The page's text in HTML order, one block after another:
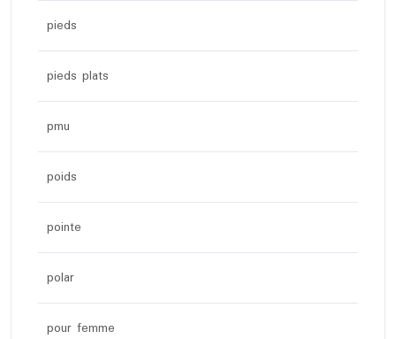
pieds
pieds plats
pmu
poids
pointe
polar
pour femme